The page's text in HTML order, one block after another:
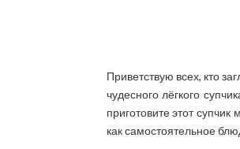
Приветствую всех, кто
чудесного лёгкого
приготовите этот
как самостоятельное